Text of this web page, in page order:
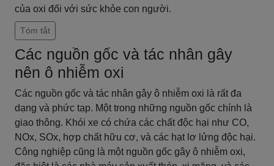
của oxi đối với sức khỏe con người.
Tóm tắt
Các nguồn gốc và tác nhân gây
nên ô nhiễm oxi
Các nguồn gốc và tác nhân gây ô nhiễm oxi là rất đa
dạng và phức tạp. Một trong những nguồn gốc chính là
giao thông. Khói xe có chứa các chất độc hại như CO,
NOx, SOx, hợp chất hữu cơ, và các hạt lơ lửng độc hại.
Công nghiệp cũng là một nguồn gốc gây ô nhiễm oxi,